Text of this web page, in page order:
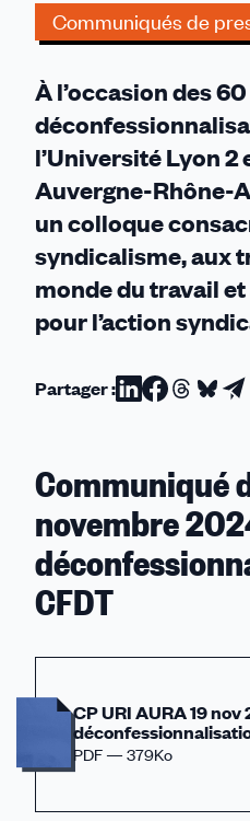
Communiqués de
À l’occasion des
l’Université Lyon 2
Auvergne-Rhône-
un colloque
syndicalisme, aux
monde du travail
pour l’action
Partager :Partager
Linkedin
Partager
Facebook
Partager
Communiqué
novembre
CFDT
CP URI AURA 19
PDF — 379Ko